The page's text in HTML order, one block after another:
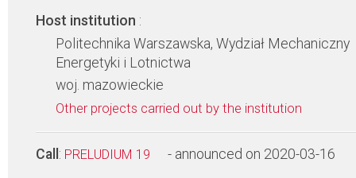
Host institution :
Politechnika Warszawska, Wydział Mechaniczny
Energetyki i Lotnictwa
woj. mazowieckie
Other projects carried out by the institution
Call : PRELUDIUM 19 - announced on 2020-03-16